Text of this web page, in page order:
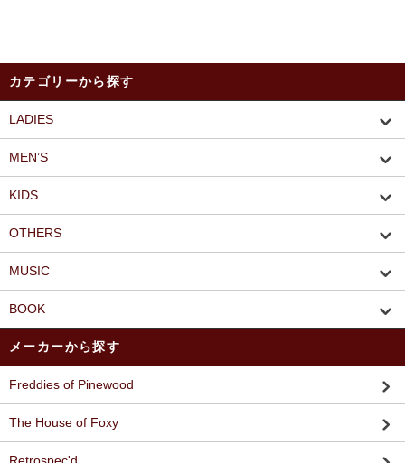
カテゴリーから探す
LADIES
MEN’S
KIDS
OTHERS
MUSIC
BOOK
メーカーから探す
Freddies of Pinewood
The House of Foxy